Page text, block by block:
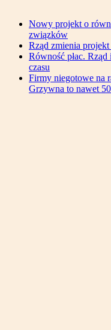
Nowy projekt o
związków
Rząd zmienia
Równość płac.
czasu
Firmy niegotowe na
Grzywna to nawet 50